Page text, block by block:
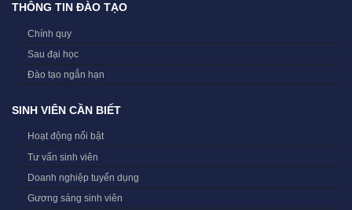
THÔNG TIN ĐÀO TẠO
Chính quy
Sau đại học
Đào tạo ngắn hạn
SINH VIÊN CẦN BIẾT
Hoạt động nổi bật
Tư vấn sinh viên
Doanh nghiệp tuyển dụng
Gương sáng sinh viên